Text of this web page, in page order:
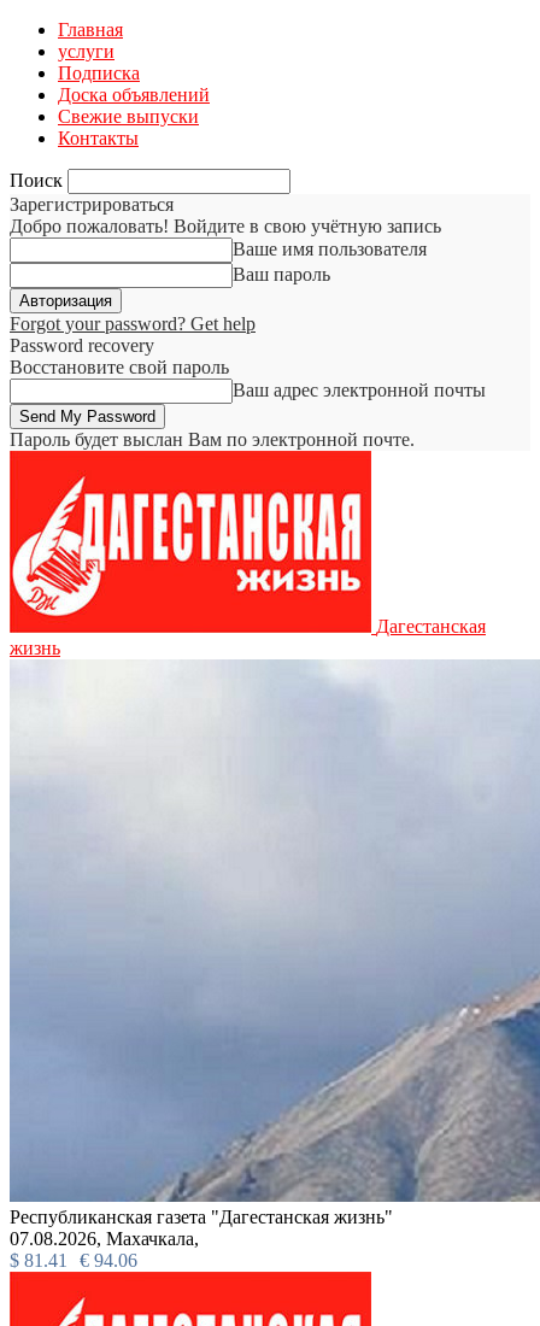
Главная
услуги
Подписка
Доска объявлений
Свежие выпуски
Контакты
Поиск
Зарегистрироваться
Добро пожаловать! Войдите в свою учётную запись
Ваше имя пользователя
Ваш пароль
Forgot your password? Get help
Password recovery
Восстановите свой пароль
Ваш адрес электронной почты
Пароль будет выслан Вам по электронной почте.
Дагестанская
жизнь
Республиканская газета "Дагестанская жизнь"
07.08.2026, Махачкала,
$ 81.41 € 94.06